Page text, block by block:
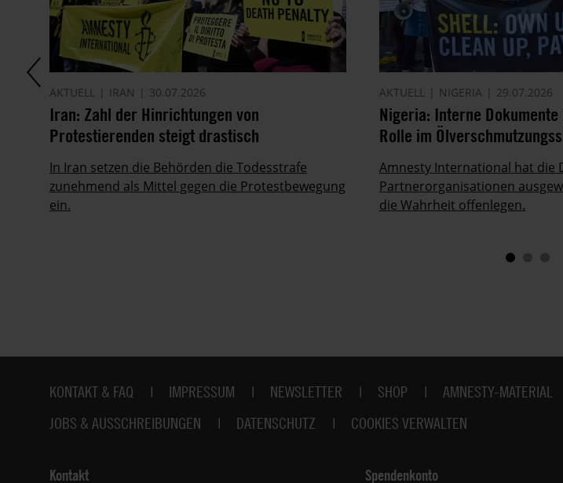
AKTUELL IRAN 30.07.2026
Iran: Zahl der Hinrichtungen von
Protestierenden steigt drastisch
In Iran setzen die Behörden die Todesstrafe
zunehmend als Mittel gegen die Protestbewegung
ein.
AKTUELL NIGERIA 29.07.2026
Nigeria: Interne Dokumente
Rolle im
Amnesty International hat die
Partnerorganisationen
die Wahrheit offenlegen.
Fußbereich
KONTAKT & FAQ IMPRESSUM NEWSLETTER SHOP AMNESTY-MATERIAL
JOBS & AUSSCHREIBUNGEN
DATENSCHUTZ COOKIES VERWALTEN
Kontakt Spendenkonto